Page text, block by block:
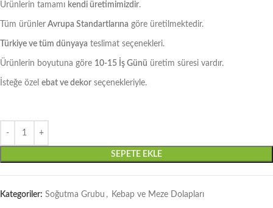
Ürünlerin tamamı kendi üretimimizdir.
Tüm ürünler Avrupa Standartlarına göre üretilmektedir.
Türkiye ve tüm dünyaya teslimat seçenekleri.
Ürünlerin boyutuna göre 10-15 İş Günü üretim süresi vardır.
İsteğe özel ebat ve dekor seçenekleriyle.
SEPETE EKLE
Kategoriler: Soğutma Grubu , Kebap ve Meze Dolapları